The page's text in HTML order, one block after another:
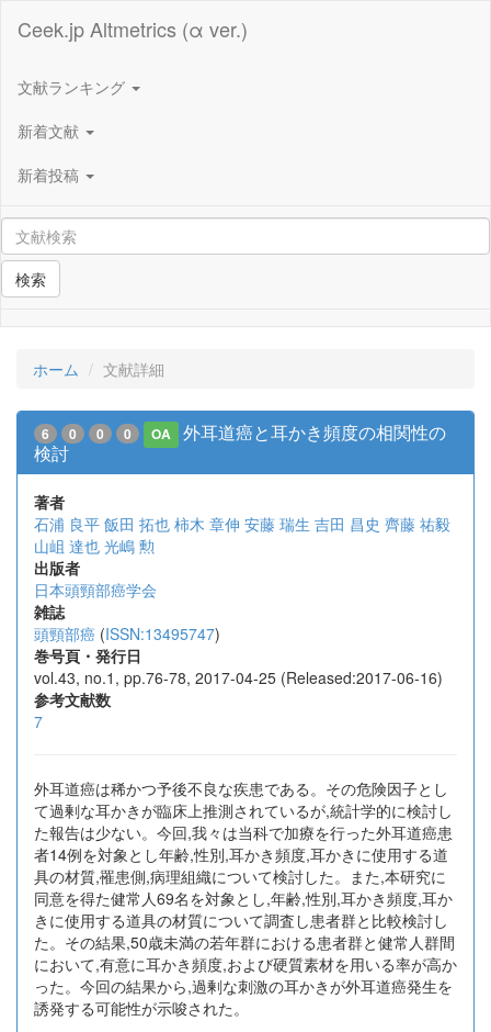
Ceek.jp Altmetrics (α ver.)
文献ランキング
新着文献
新着投稿
検索
ホーム 文献詳細
6 0 0 0 OA
外耳道癌と耳かき頻度の相関性の
検討
著者
石浦 良平 飯田 拓也 柿木 章伸 安藤 瑞生 吉田 昌史 齊藤 祐毅
山岨 達也 光嶋 勲
出版者
日本頭頸部癌学会
雑誌
頭頸部癌 (ISSN:13495747)
巻号頁・発行日
vol.43, no.1, pp.76-78, 2017-04-25 (Released:2017-06-16)
参考文献数
7
外耳道癌は稀かつ予後不良な疾患である。その危険因子とし
て過剰な耳かきが臨床上推測されているが,統計学的に検討し
た報告は少ない。今回,我々は当科で加療を行った外耳道癌患
者14例を対象とし年齢,性別,耳かき頻度,耳かきに使用する道
具の材質,罹患側,病理組織について検討した。また,本研究に
同意を得た健常人69名を対象とし,年齢,性別,耳かき頻度,耳か
きに使用する道具の材質について調査し患者群と比較検討し
た。その結果,50歳未満の若年群における患者群と健常人群間
において,有意に耳かき頻度,および硬質素材を用いる率が高か
った。今回の結果から,過剰な刺激の耳かきが外耳道癌発生を
誘発する可能性が示唆された。